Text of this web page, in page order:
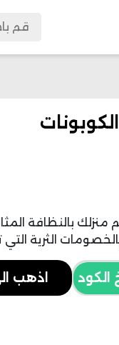
بالنظافة
الثرية التي
الكود اذهب